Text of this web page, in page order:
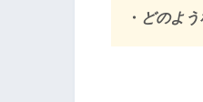
・ どのよ